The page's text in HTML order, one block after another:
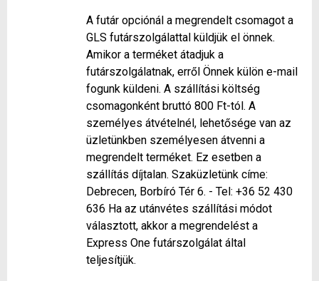
A futár opciónál a megrendelt csomagot a
GLS futárszolgálattal küldjük el önnek.
Amikor a terméket átadjuk a
futárszolgálatnak, erről Önnek külön e-mail
fogunk küldeni. A szállítási költség
csomagonként bruttó 800 Ft-tól. A
személyes átvételnél, lehetősége van az
üzletünkben személyesen átvenni a
megrendelt terméket. Ez esetben a
szállítás díjtalan. Szaküzletünk címe:
Debrecen, Borbíró Tér 6. - Tel: +36 52 430
636 Ha az utánvétes szállítási módot
választott, akkor a megrendelést a
Express One futárszolgálat által
teljesítjük.